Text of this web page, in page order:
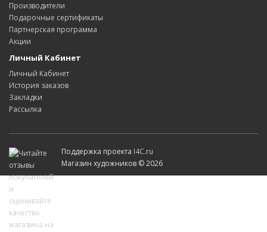
Производители
Подарочные сертификаты
Партнерская программа
Акции
Личный Кабинет
Личный Кабинет
История заказов
Закладки
Рассылка
Поддержка проекта I4C.ru
Магазин художников © 2026